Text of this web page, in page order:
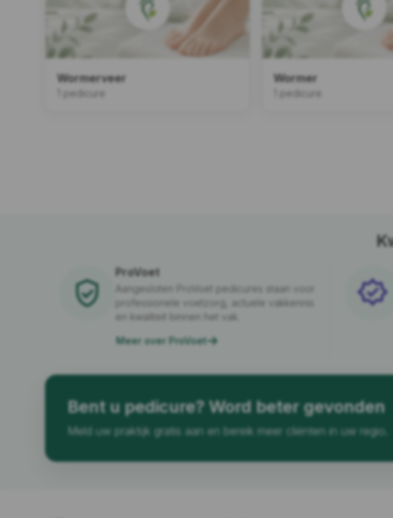
Wormerveer
1 pedicure
Wormer
1 pedicure
ProVoet
Aangesloten ProVoet pedicures staan voor
professionele voetzorg, actuele vakkennis
en kwaliteit binnen het vak.
Meer over ProVoet
Bent u pedicure? Word beter gevonden
Meld uw praktijk gratis aan en bereik meer cliënten in uw regio.